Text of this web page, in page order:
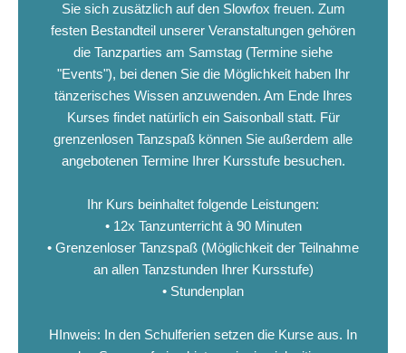
Sie sich zusätzlich auf den Slowfox freuen. Zum
festen Bestandteil unserer Veranstaltungen gehören
die Tanzparties am Samstag (Termine siehe
"Events"), bei denen Sie die Möglichkeit haben Ihr
tänzerisches Wissen anzuwenden. Am Ende Ihres
Kurses findet natürlich ein Saisonball statt. Für
grenzenlosen Tanzspaß können Sie außerdem alle
angebotenen Termine Ihrer Kursstufe besuchen.
Ihr Kurs beinhaltet folgende Leistungen:
• 12x Tanzunterricht à 90 Minuten
• Grenzenloser Tanzspaß (Möglichkeit der Teilnahme
an allen Tanzstunden Ihrer Kursstufe)
• Stundenplan
HInweis: In den Schulferien setzen die Kurse aus. In